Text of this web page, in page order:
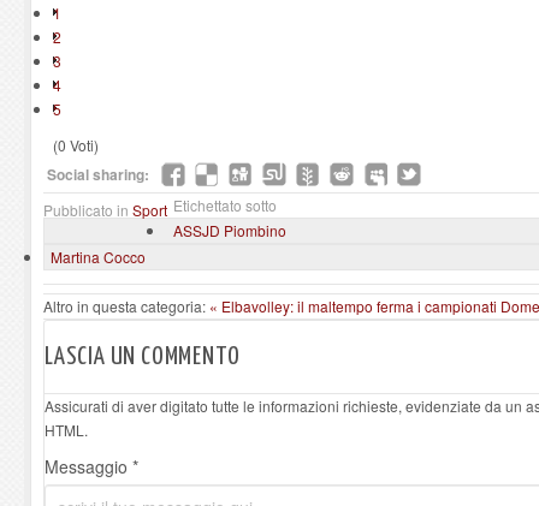
1
2
3
4
5
(0 Voti)
Social sharing:
Pubblicato in Sport Etichettato sotto
ASSJD Piombino
Martina Cocco
Altro in questa categoria: « Elbavolley: il maltempo ferma i campionati
LASCIA UN COMMENTO
Assicurati di aver digitato tutte le informazioni richieste, evidenziate da un
HTML.
Messaggio *